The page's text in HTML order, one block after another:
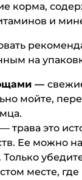
корма,
и
на
—
мойте,
— трава это
Ее можно
месте,